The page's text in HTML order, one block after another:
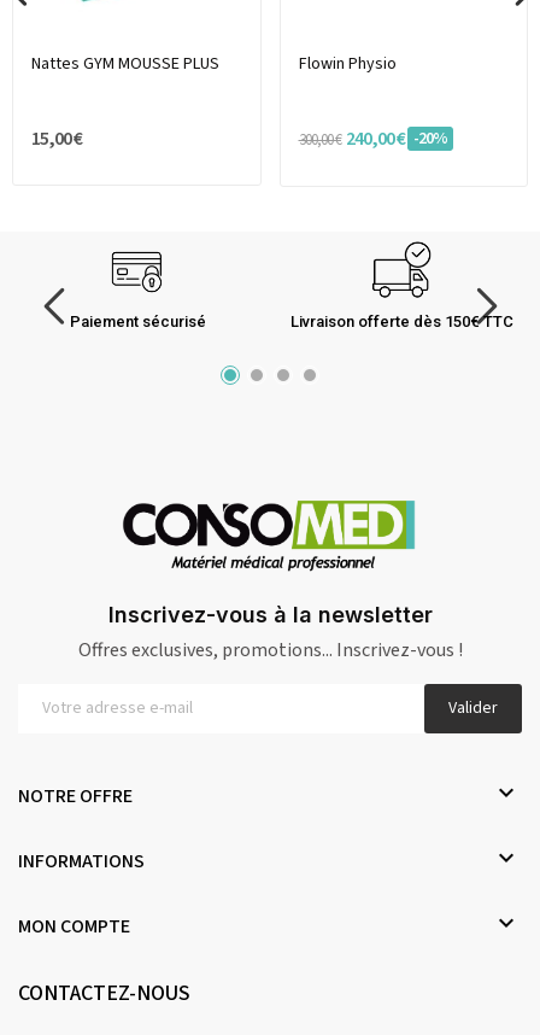
Nattes GYM MOUSSE PLUS
15,00 €
Flowin Physio
300,00 € 240,00 € -20%
Paiement sécurisé Livraison offerte dès 150€ TTC
Inscrivez-vous à la newsletter
Offres exclusives, promotions... Inscrivez-vous !
Valider
NOTRE OFFRE 
INFORMATIONS 
MON COMPTE 
CONTACTEZ-NOUS